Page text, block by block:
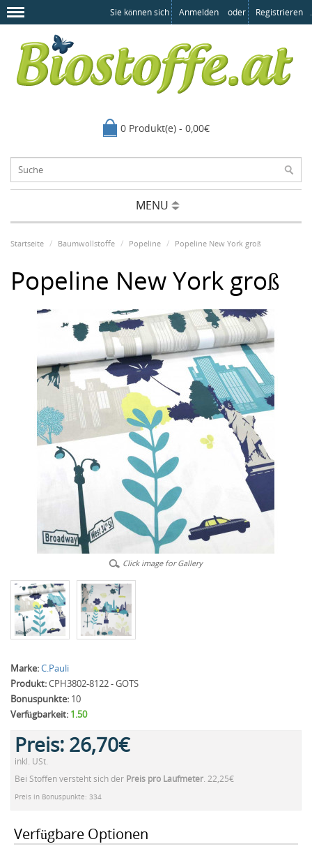
Sie können sich Anmelden oder Registrieren .
0 Produkt(e) - 0,00€
MENU
Startseite Baumwollstoffe Popeline Popeline New York groß
Popeline New York groß
Click image for Gallery
Marke:C.Pauli
Produkt:CPH3802-8122 - GOTS
Bonuspunkte: 10
Verfügbarkeit: 1.50
Preis: 26,70€
inkl. USt.
Bei Stoffen versteht sich der Preis pro Laufmeter. 22,25€
Preis in Bonuspunkte: 334
Verfügbare Optionen